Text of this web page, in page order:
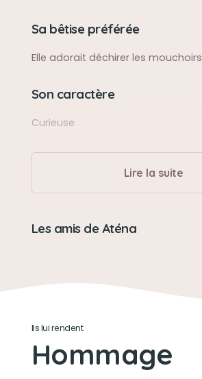
Sa bêtise préférée
Elle adorait déchirer les mouchoirs
Son caractère
Curieuse
Lire la suite
Les amis de Aténa
Ils lui rendent
Hommage